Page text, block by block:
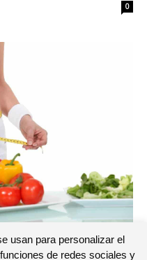
0
dietas para
usan para personalizar el
de redes sociales y